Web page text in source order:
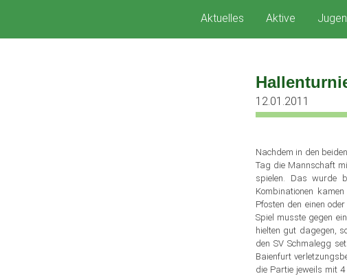
springen
Aktuelles Aktive
12.01.2011
Nachdem in den
Tag die Mannschaft
spielen. Das wurde
Kombinationen
Pfosten den einen
Spiel musste gegen
hielten gut dagegen,
den SV Schmalegg
Baienfurt
die Partie jeweils mit